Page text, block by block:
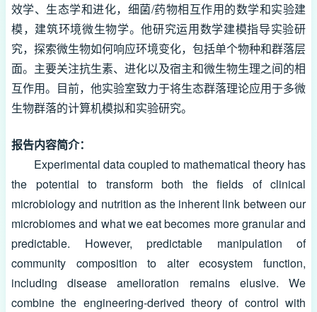
效学、生态学和进化，细菌/药物相互作用的数学和实验建
模，建筑环境微生物学。他研究运用数学建模指导实验研
究，探索微生物如何响应环境变化，包括单个物种和群落层
面。主要关注抗生素、进化以及宿主和微生物生理之间的相
互作用。目前，他实验室致力于将生态群落理论应用于多微
生物群落的计算机模拟和实验研究。
报告内容简介：
Experimental data coupled to mathematical theory has
the potential to transform both the fields of clinical
microbiology and nutrition as the inherent link between our
microbiomes and what we eat becomes more granular and
predictable. However, predictable manipulation of
community composition to alter ecosystem function,
including disease amelioration remains elusive. We
combine the engineering-derived theory of control with